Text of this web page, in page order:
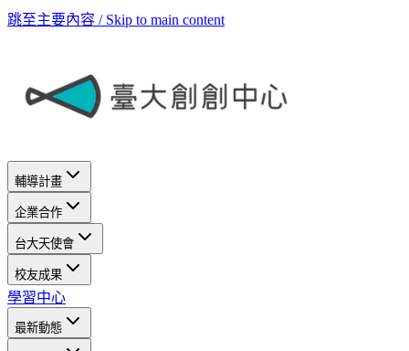
跳至主要內容 / Skip to main content
輔導計畫
企業合作
台大天使會
校友成果
學習中心
最新動態